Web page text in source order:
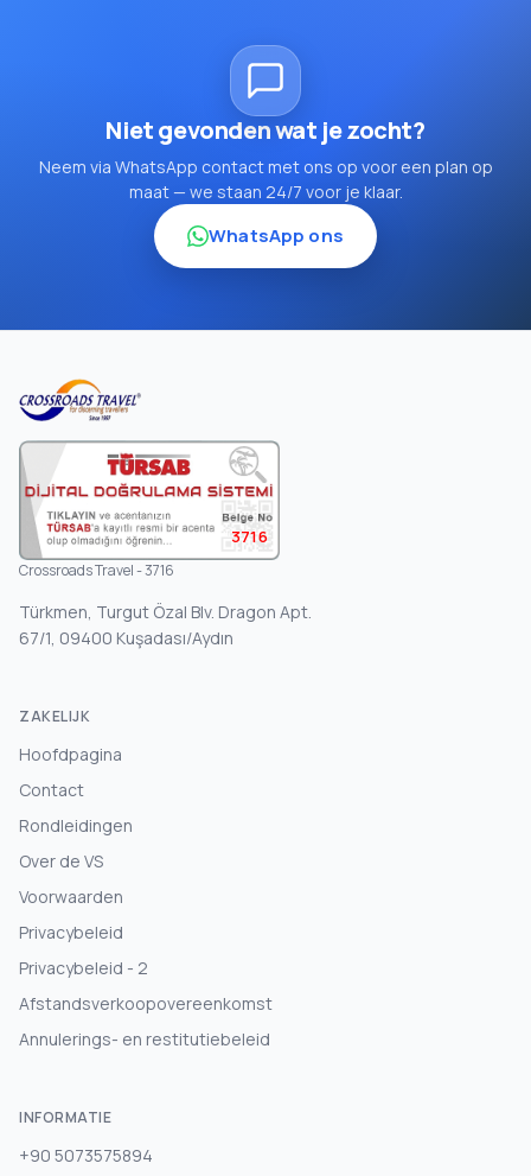
Niet gevonden wat je zocht?
Neem via WhatsApp contact met ons op voor een plan op
maat — we staan 24/7 voor je klaar.
WhatsApp ons
3716
Crossroads Travel - 3716
Türkmen, Turgut Özal Blv. Dragon Apt.
67/1, 09400 Kuşadası/Aydın
ZAKELIJK
Hoofdpagina
Contact
Rondleidingen
Over de VS
Voorwaarden
Privacybeleid
Privacybeleid - 2
Afstandsverkoopovereenkomst
Annulerings- en restitutiebeleid
INFORMATIE
+90 5073575894